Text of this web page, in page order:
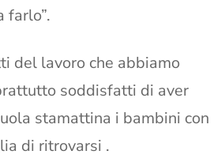
farlo”.
del lavoro che abbiamo
soddisfatti di aver
stamattina i bambini con
di ritrovarsi .